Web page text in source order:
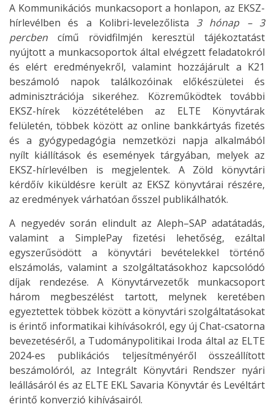
A Kommunikációs munkacsoport a honlapon, az EKSZ-
hírlevélben és a Kolibri-levelezőlista 3 hónap – 3
percben című rövidfilmjén keresztül tájékoztatást
nyújtott a munkacsoportok által elvégzett feladatokról
és elért eredményekről, valamint hozzájárult a K21
beszámoló napok találkozóinak előkészületei és
adminisztrációja sikeréhez. Közreműködtek további
EKSZ-hírek közzétételében az ELTE Könyvtárak
felületén, többek között az online bankkártyás fizetés
és a gyógypedagógia nemzetközi napja alkalmából
nyílt kiállítások és események tárgyában, melyek az
EKSZ-hírlevélben is megjelentek. A Zöld könyvtári
kérdőív kiküldésre került az EKSZ könyvtárai részére,
az eredmények várhatóan ősszel publikálhatók.
A negyedév során elindult az Aleph–SAP adatátadás,
valamint a SimplePay fizetési lehetőség, ezáltal
egyszerűsödött a könyvtári bevételekkel történő
elszámolás, valamint a szolgáltatásokhoz kapcsolódó
díjak rendezése. A Könyvtárvezetők munkacsoport
három megbeszélést tartott, melynek keretében
egyeztettek többek között a könyvtári szolgáltatásokat
is érintő informatikai kihívásokról, egy új Chat-csatorna
bevezetéséről, a Tudománypolitikai Iroda által az ELTE
2024-es publikációs teljesítményéről összeállított
beszámolóról, az Integrált Könyvtári Rendszer nyári
leállásáról és az ELTE EKL Savaria Könyvtár és Levéltárt
érintő konverzió kihívásairól.